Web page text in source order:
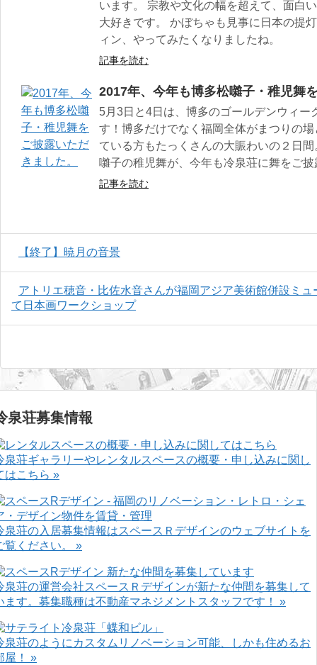
います。 宗教や文化の幅を超えて、面白
大好きです。 かぼちゃも見事に日本の提
ィン、やってみたくなりましたね。
記事を読む
2017年、今年も博多松囃子・稚児舞
5月3日と4日は、博多のゴールデンウィー
す！博多だけでなく福岡全体がまつりの
ている方もたっくさんの大賑わいの２日
囃子の稚児舞が、今年も冷泉荘に舞をご
記事を読む
【終了】暁月の音景
アトリエ穂音・比佐水音さんが福岡アジア美術館併設ミ
て日本画ワークショップ
泉荘募集情報
泉荘ギャラリーやレンタルスペースの概要・申し込みに関し
はこちら »
泉荘の入居募集情報はスペースＲデザインのウェブサイトを
覧ください。 »
泉荘の運営会社スペースＲデザインが新たな仲間を募集して
ます。募集職種は不動産マネジメントスタッフです！ »
泉荘のようにカスタムリノベーション可能、しかも住めるお
屋！ »